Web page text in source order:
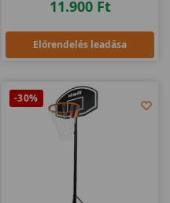
11.900 Ft
Előrendelés leadása
-30%